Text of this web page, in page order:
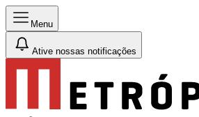
Menu
Ative nossas notificações